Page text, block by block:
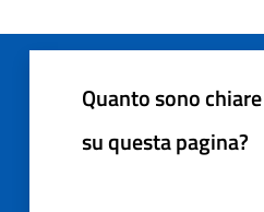
Quanto sono
su questa pagina?